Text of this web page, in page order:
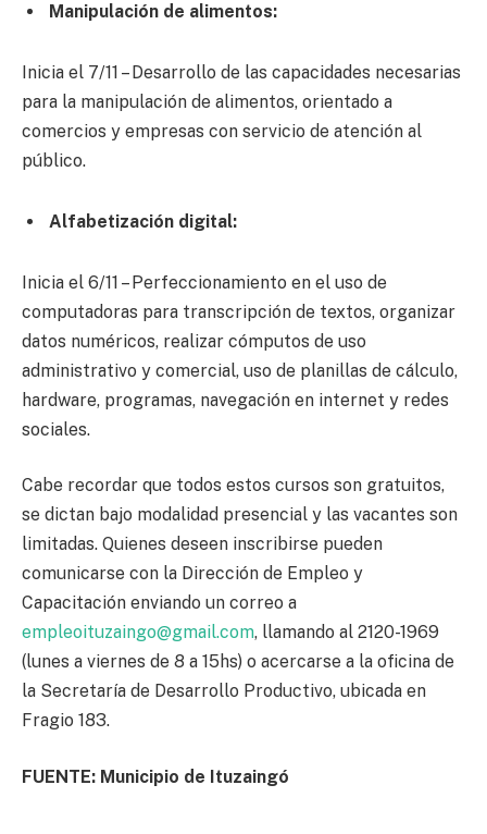
Manipulación de alimentos:
Inicia el 7/11 – Desarrollo de las capacidades necesarias
para la manipulación de alimentos, orientado a
comercios y empresas con servicio de atención al
público.
Alfabetización digital:
Inicia el 6/11 – Perfeccionamiento en el uso de
computadoras para transcripción de textos, organizar
datos numéricos, realizar cómputos de uso
administrativo y comercial, uso de planillas de cálculo,
hardware, programas, navegación en internet y redes
sociales.
Cabe recordar que todos estos cursos son gratuitos,
se dictan bajo modalidad presencial y las vacantes son
limitadas. Quienes deseen inscribirse pueden
comunicarse con la Dirección de Empleo y
Capacitación enviando un correo a
empleoituzaingo@gmail.com, llamando al 2120-1969
(lunes a viernes de 8 a 15hs) o acercarse a la oficina de
la Secretaría de Desarrollo Productivo, ubicada en
Fragio 183.
FUENTE: Municipio de Ituzaingó